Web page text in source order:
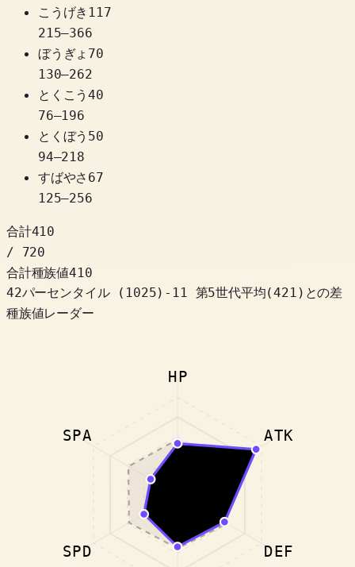
こうげき 117
215–366
ぼうぎょ 70
130–262
とくこう40
76–196
とくぼう 50
94–218
すばやさ 67
125–256
合計410
/ 720
合計種族値410
42パーセンタイル
( 1025) -11 第5世代平均(421)との差
種族値レーダー
HP
ATK
DEF
SPD
SPA